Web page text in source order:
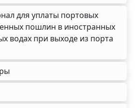
для уплаты портовых
пошлин в иностранных
водах при выходе из порта